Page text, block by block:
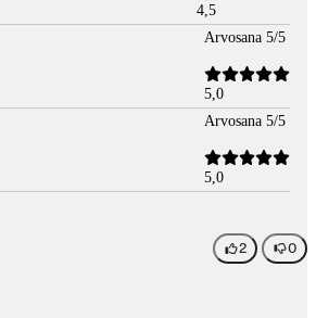
4,5
Arvosana 5/5
5,0
Arvosana 5/5
5,0
2 0